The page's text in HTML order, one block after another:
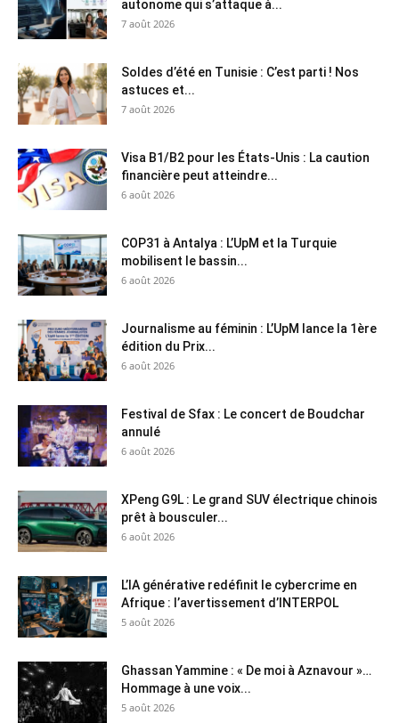
autonome qui s’attaque à...
7 août 2026
Soldes d’été en Tunisie : C’est parti ! Nos
astuces et...
7 août 2026
Visa B1/B2 pour les États-Unis : La caution
financière peut atteindre...
6 août 2026
COP31 à Antalya : L’UpM et la Turquie
mobilisent le bassin...
6 août 2026
Journalisme au féminin : L’UpM lance la 1ère
édition du Prix...
6 août 2026
Festival de Sfax : Le concert de Boudchar
annulé
6 août 2026
XPeng G9L : Le grand SUV électrique chinois
prêt à bousculer...
6 août 2026
L’IA générative redéfinit le cybercrime en
Afrique : l’avertissement d’INTERPOL
5 août 2026
Ghassan Yammine : « De moi à Aznavour »…
Hommage à une voix...
5 août 2026